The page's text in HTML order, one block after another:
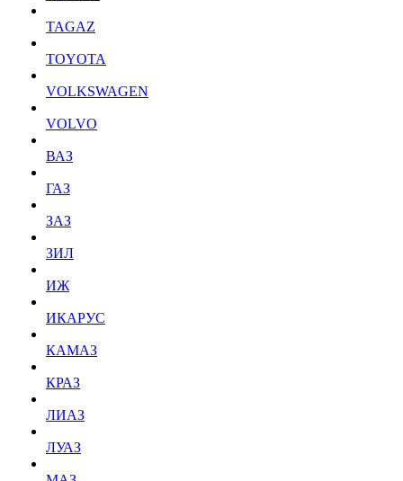
TAGAZ
TOYOTA
VOLKSWAGEN
VOLVO
ВАЗ
ГАЗ
ЗАЗ
ЗИЛ
ИЖ
ИКАРУС
КАМАЗ
КРАЗ
ЛИАЗ
ЛУАЗ